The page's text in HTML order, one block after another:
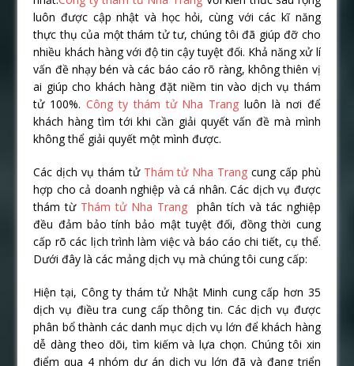
luôn được cập nhật và học hỏi, cùng với các kĩ năng
thực thụ của một thám tử tư, chúng tôi đã giúp đỡ cho
nhiều khách hàng với độ tin cậy tuyệt đối. Khả năng xử lí
vấn đề nhạy bén và các báo cáo rõ ràng, không thiên vị
ai giúp cho khách hàng đặt niềm tin vào dịch vụ thám
tử 100%.Công ty thám tử Nha Trang luôn là nơi để
khách hàng tìm tới khi cần giải quyết vấn đề mà mình
không thể giải quyết một mình được.
Các dịch vụ thám tử Thám tử Nha Trang cung cấp phù
hợp cho cả doanh nghiệp và cá nhân. Các dịch vụ được
thám từ Thám tử Nha Trang phân tích và tác nghiệp
đều đảm bảo tính bảo mật tuyệt đối, đồng thời cung
cấp rõ các lịch trình làm việc và báo cáo chi tiết, cụ thể.
Dưới đây là các mảng dịch vụ mà chúng tôi cung cấp:
Hiện tại, Công ty thám tử Nhật Minh cung cấp hơn 35
dịch vụ điều tra cung cấp thông tin. Các dịch vụ được
phân bổ thành các danh mục dịch vụ lớn để khách hàng
dễ dàng theo dõi, tìm kiếm và lựa chọn. Chúng tôi xin
điểm qua 4 nhóm dự án dịch vụ lớn đã và đang triển